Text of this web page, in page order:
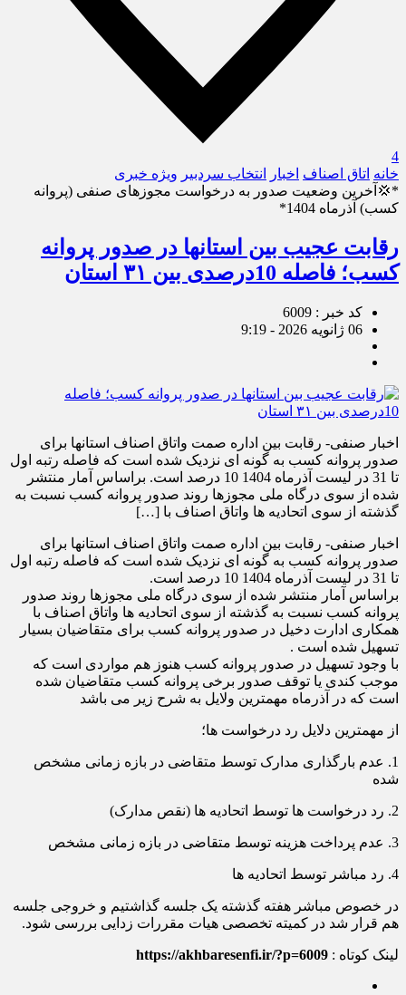
4
خانه اتاق اصناف اخبار انتخاب سردبیر ویژه خبری
*💢آخرین وضعیت صدور به درخواست مجوزهای صنفی (پروانه
کسب) آذرماه 1404*
رقابت عجیب بین استانها در صدور پروانه
کسب؛ فاصله‌ 10درصدی بین ۳۱ استان
کد خبر : 6009
06 ژانویه 2026 - 9:19
اخبار صنفی- رقابت بین اداره صمت واتاق اصناف استانها برای
صدور پروانه کسب به گونه ای نزدیک شده است که فاصله رتبه اول
تا 31 در لیست آذرماه 1404 10 درصد است. براساس آمار منتشر
شده از سوی درگاه ملی مجوزها روند صدور پروانه کسب نسبت به
گذشته از سوی اتحادیه ها واتاق اصناف با […]
اخبار صنفی- رقابت بین اداره صمت واتاق اصناف استانها برای
صدور پروانه کسب به گونه ای نزدیک شده است که فاصله رتبه اول
تا 31 در لیست آذرماه 1404 10 درصد است.
براساس آمار منتشر شده از سوی درگاه ملی مجوزها روند صدور
پروانه کسب نسبت به گذشته از سوی اتحادیه ها واتاق اصناف با
همکاری ادارت دخیل در صدور پروانه کسب برای متقاضیان بسیار
تسهیل شده است .
با وجود تسهیل در صدور پروانه کسب هنوز هم مواردی است که
موجب کندی یا توقف صدور برخی پروانه کسب متقاضیان شده
است که در آذرماه مهمترین ولایل به شرح زیر می باشد
از مهمترین دلایل رد درخواست ها؛
1. عدم بارگذاری مدارک توسط متقاضی در بازه زمانی مشخص
شده
2. رد درخواست ها توسط اتحادیه ها (نقص مدارک)
3. عدم پرداخت هزینه توسط متقاضی در بازه زمانی مشخص
4. رد مباشر توسط اتحادیه ها
در خصوص مباشر هفته گذشته یک جلسه گذاشتیم و خروجی جلسه
هم قرار شد در کمیته تخصصی هیات مقررات زدایی بررسی شود.
لینک کوتاه : https://akhbaresenfi.ir/?p=6009